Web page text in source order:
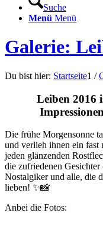
Suche
Menü Menü
Galerie:
Du bist hier: Startseite1 /
Leiben 2016
Die frühe Morgensonne
und verlieh ihnen ein fast
jeden glänzenden
die zufriedenen
Nostalgiker und alle, die
lieben! ✨📸
Anbei die Fotos: